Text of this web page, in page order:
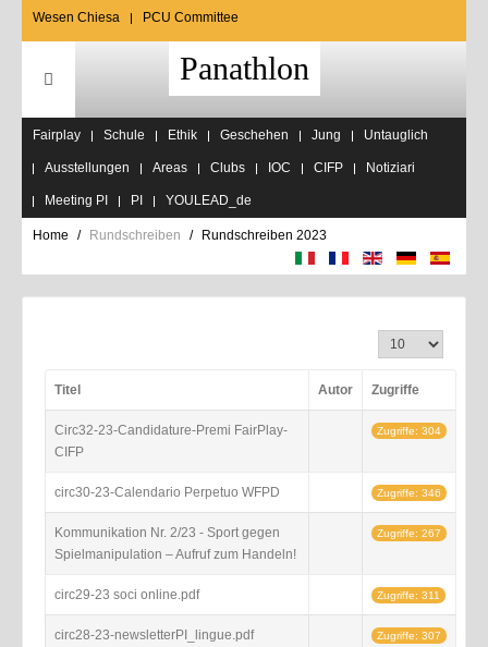
Wesen Chiesa PCU Committee
Panathlon
Fairplay Schule Ethik Geschehen Jung Untauglich
Ausstellungen Areas Clubs IOC CIFP Notiziari
Meeting PI PI YOULEAD_de
Home Rundschreiben Rundschreiben 2023
Anzeige #
Titel Autor Zugriffe
Circ32-23-Candidature-Premi FairPlay-
CIFP
Zugriffe: 304
circ30-23-Calendario Perpetuo WFPD Zugriffe: 346
Kommunikation Nr. 2/23 - Sport gegen
Spielmanipulation – Aufruf zum Handeln!
Zugriffe: 267
circ29-23 soci online.pdf Zugriffe: 311
circ28-23-newsletterPI_lingue.pdf Zugriffe: 307